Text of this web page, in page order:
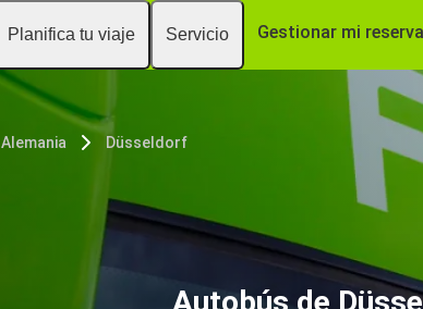
Planifica tu viaje Servicio Gestionar mi reserva
Alemania Düsseldorf